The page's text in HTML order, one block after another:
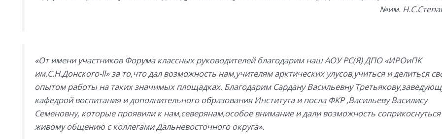
№им.
«От имени участников Форума классных руководителей благодарим наш АОУ РС(Я) ДПО «ИРОиПК
им.С.Н.Донского-ll» за то,что дал возможность нам,учителям арктических улусов,учиться и делиться
опытом работы на таких значимых площадках. Благодарим Сардану Васильевну
кафедрой воспитания и дополнительного образования Института и посла ФКР ,Васильеву Василису
Семеновну, которые проявили к нам,северянам,особое внимание и дали возможность соприкоснуться
живому общению с коллегами Дальневосточного округа».